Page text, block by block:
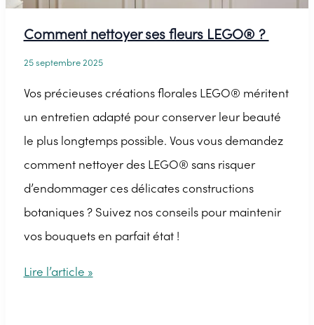
façon
Comment nettoyer ses fleurs LEGO® ?
25 septembre 2025
Vos précieuses créations florales LEGO® méritent
un entretien adapté pour conserver leur beauté
le plus longtemps possible. Vous vous demandez
comment nettoyer des LEGO® sans risquer
d’endommager ces délicates constructions
botaniques ? Suivez nos conseils pour maintenir
vos bouquets en parfait état !
Comment
Lire l’article »